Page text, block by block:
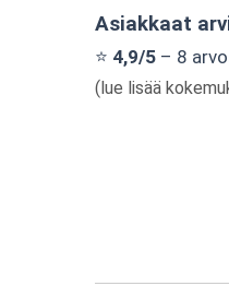
Asiakkaat
⭐ 4,9/5 – 8
(lue lisää